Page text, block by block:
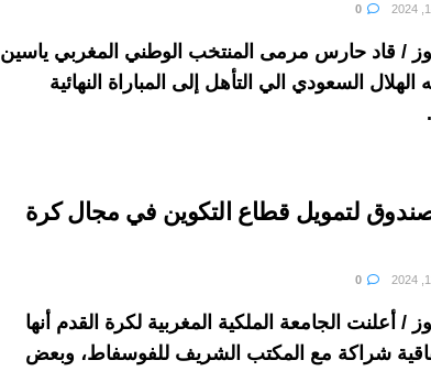
/ قاد حارس مرمى المنتخب الوطني المغربي ياسين
الهلال السعودي الي التأهل إلى المباراة النهائية
لتمويل قطاع التكوين في مجال كرة
/ أعلنت الجامعة الملكية المغربية لكرة القدم أنها
شراكة مع المكتب الشريف للفوسفاط، وبعض